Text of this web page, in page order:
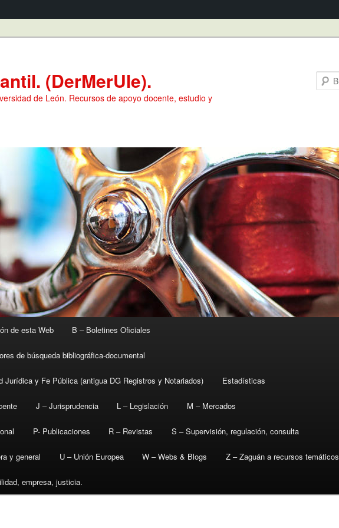
(DerMerUle).
de León. Recursos de apoyo docente, estudio y
de esta Web B – Boletines Oficiales
de búsqueda bibliográfica-documental
Jurídica y Fe Pública (antigua DG Registros y Notariados) Estadísticas
J – Jurisprudencia L – Legislación M – Mercados
P- Publicaciones R – Revistas S – Supervisión, regulación, consulta
y general U – Unión Europea W – Webs & Blogs Z – Zaguán a recursos temáticos
empresa, justicia.